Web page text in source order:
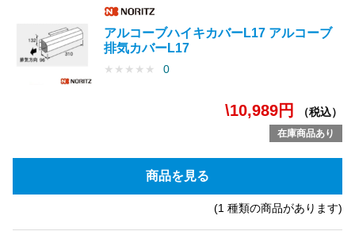
アルコーブハイキカバーL17 アルコーブ
排気カバーL17
★ ★ ★ ★ ★ 0
\10,989円 （税込）
在庫商品あり
商品を見る
(1 種類の商品があります)